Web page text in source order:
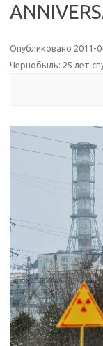
Опубликовано 2011-
Чернобыль: 25 лет